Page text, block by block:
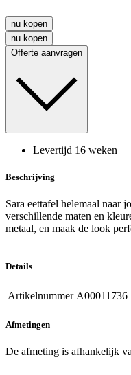
nu kopen
nu kopen
Offerte aanvragen
Levertijd 16 weken
Beschrijving
Sara eettafel helemaal naar
verschillende maten en
metaal, en maak de look
Details
Artikelnummer A00011736
Afmetingen
De afmeting is afhankelijk